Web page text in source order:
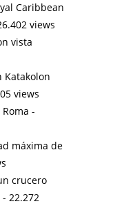
Caribbean
views
vista
Katakolon
views
-
máxima de
crucero
- 22.272